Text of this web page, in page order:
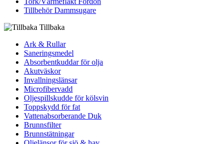
Tillbehör Dammsugare
Tillbaka
Ark & Rullar
Saneringsmedel
Absorbentkuddar för olja
Akutväskor
Invallningslänsar
Microfibervadd
Oljespillskudde för kölsvin
Toppskydd för fat
Vattenabsorberande Duk
Brunnsfilter
Brunnstätningar